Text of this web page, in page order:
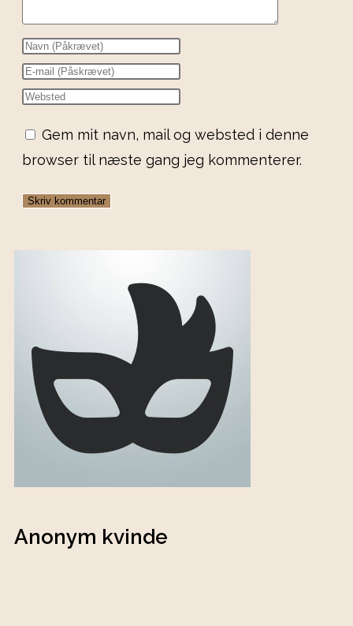
Gem mit navn, mail og websted i denne
browser til næste gang jeg kommenterer.
Anonym kvinde